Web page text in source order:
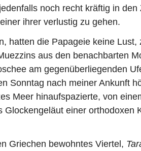
noch recht kräftig in
ihrer verlustig zu gehen.
hatten die Papageie keine Lust,
aus den benachbarten
am gegenüberliegenden
Sonntag nach meiner Ankunft
Meer hinaufspazierte, von
Glockengeläut einer orthodoxen
Griechen bewohntes Viertel,